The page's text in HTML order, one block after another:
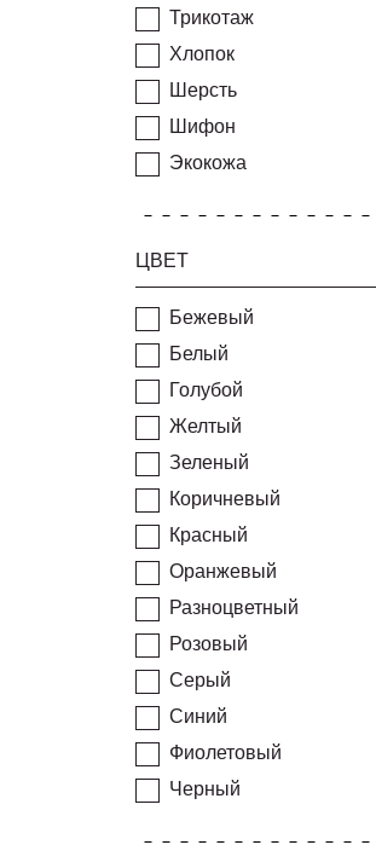
Трикотаж
Хлопок
Шерсть
Шифон
Экокожа
ЦВЕТ
Бежевый
Белый
Голубой
Желтый
Зеленый
Коричневый
Красный
Оранжевый
Разноцветный
Розовый
Серый
Синий
Фиолетовый
Черный